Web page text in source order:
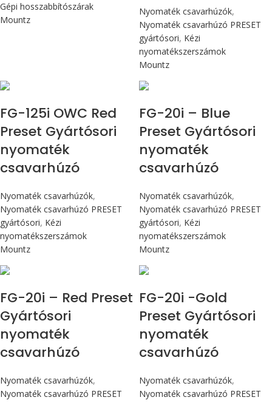
Gépi hosszabbítószárak
Mountz
Nyomaték csavarhúzók,
Nyomaték csavarhúzó PRESET
gyártósori, Kézi
nyomatékszerszámok
Mountz
FG-125i OWC Red
Preset Gyártósori
nyomaték
csavarhúzó
Nyomaték csavarhúzók,
Nyomaték csavarhúzó PRESET
gyártósori, Kézi
nyomatékszerszámok
Mountz
FG-20i – Blue
Preset Gyártósori
nyomaték
csavarhúzó
Nyomaték csavarhúzók,
Nyomaték csavarhúzó PRESET
gyártósori, Kézi
nyomatékszerszámok
Mountz
FG-20i – Red Preset
Gyártósori
nyomaték
csavarhúzó
Nyomaték csavarhúzók,
Nyomaték csavarhúzó PRESET
FG-20i -Gold
Preset Gyártósori
nyomaték
csavarhúzó
Nyomaték csavarhúzók,
Nyomaték csavarhúzó PRESET